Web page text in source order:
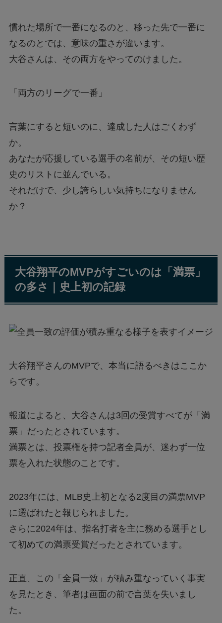
慣れた場所で一番になるのと、移った先で一番に
なるのとでは、意味の重さが違います。
大谷さんは、その両方をやってのけました。
「両方のリーグで一番」
言葉にすると短いのに、達成した人はごくわず
か。
あなたが応援している選手の名前が、その短い歴
史のリストに並んでいる。
それだけで、少し誇らしい気持ちになりません
か？
大谷翔平のMVPがすごいのは「満票」
の多さ｜史上初の記録
大谷翔平さんのMVPで、本当に語るべきはここか
らです。
報道によると、大谷さんは3回の受賞すべてが「満
票」だったとされています。
満票とは、投票権を持つ記者全員が、迷わず一位
票を入れた状態のことです。
2023年には、MLB史上初となる2度目の満票MVP
に選ばれたと報じられました。
さらに2024年は、指名打者を主に務める選手とし
て初めての満票受賞だったとされています。
正直、この「全員一致」が積み重なっていく事実
を見たとき、筆者は画面の前で言葉を失いまし
た。